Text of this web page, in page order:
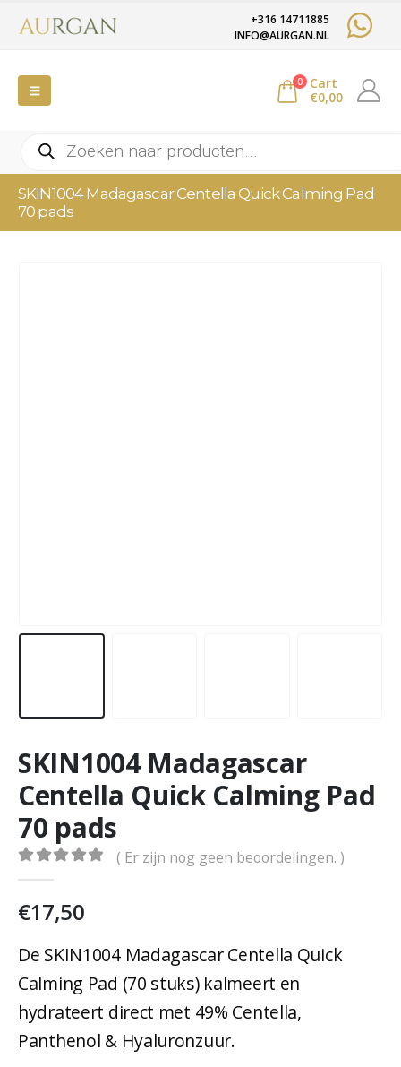
+316 14711885
INFO@AURGAN.NL
0
Cart
€0,00
Producten
zoeken
SKIN1004 Madagascar Centella Quick Calming Pad
70 pads
SKIN1004 Madagascar
Centella Quick Calming Pad
70 pads
0out of 5
( Er zijn nog geen beoordelingen. )
€17,50
De SKIN1004 Madagascar Centella Quick
Calming Pad (70 stuks) kalmeert en
hydrateert direct met 49% Centella,
Panthenol & Hyaluronzuur.